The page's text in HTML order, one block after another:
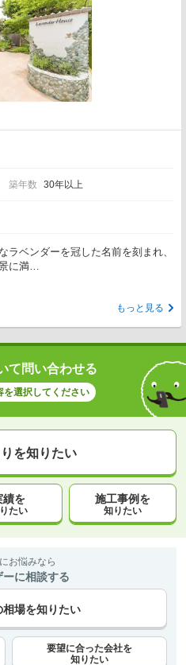
築年数 30年以上
ラベンダーを冠した名前を刻まれ、
に満…
もっと見る
て問い合わせる
を選択してください
を知りたい
績を
たい
施工事例を
知りたい
お悩みなら
ーに相談する
相場を知りたい
要望に合った会社を
知りたい